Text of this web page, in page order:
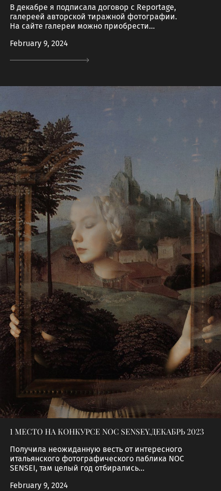
В декабре я подписала договор с Reportage,
галереей авторской тиражной фотографии.
На сайте галереи можно приобрести...
February 9, 2024
1 МЕСТО НА КОНКУРСЕ NOC SENSEY.ДЕКАБРЬ 2023
Получила неожиданную весть от интересного
итальянского фотографического паблика NOC
SENSEI, там целый год отбирались...
February 9, 2024